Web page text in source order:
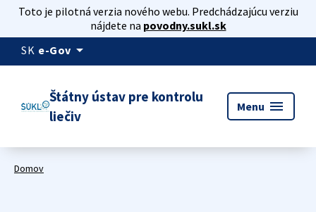
Toto je pilotná verzia nového webu. Predchádzajúcu verziu
nájdete na povodny.sukl.sk
SK e-Gov arrow_drop_down
Štátny ústav pre kontrolu
liečiv
Menu menu
Domov